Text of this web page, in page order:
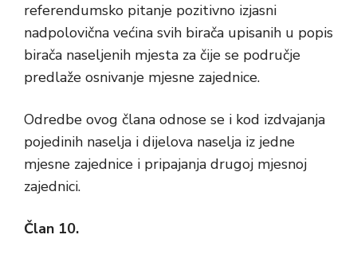
referendumsko pitanje pozitivno izjasni
nadpolovična većina svih birača upisanih u popis
birača naseljenih mjesta za čije se područje
predlaže osnivanje mjesne zajednice.
Odredbe ovog člana odnose se i kod izdvajanja
pojedinih naselja i dijelova naselja iz jedne
mjesne zajednice i pripajanja drugoj mjesnoj
zajednici.
Član 10.